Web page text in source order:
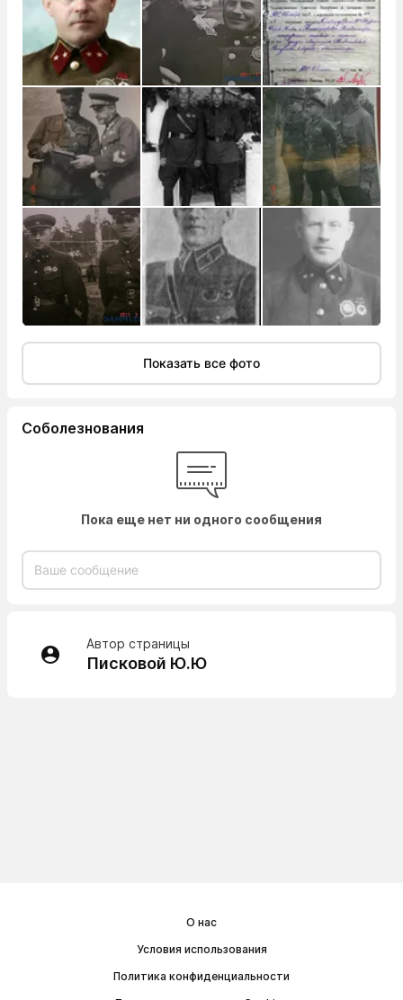
Показать все фото
Соболезнования
Пока еще нет ни одного сообщения
Автор страницы
Писковой Ю.Ю
О нас
Условия использования
Политика конфиденциальности